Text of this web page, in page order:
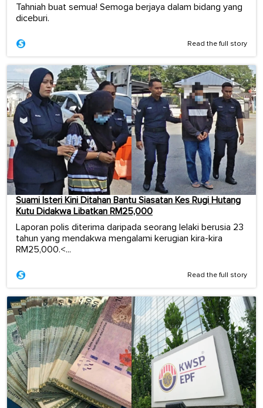
Tahniah buat semua! Semoga berjaya dalam bidang yang
diceburi.
Read the full story
Suami Isteri Kini Ditahan Bantu Siasatan Kes Rugi Hutang
Kutu Didakwa Libatkan RM25,000
Laporan polis diterima daripada seorang lelaki berusia 23
tahun yang mendakwa mengalami kerugian kira-kira
RM25,000.<...
Read the full story